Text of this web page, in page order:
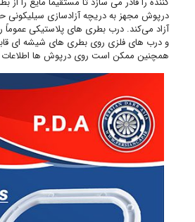
درپوش مجهز به دریچه آزادسازی
آزاد می‌کند. درب بطری های پلاستیکی
و درب های فلزی روی بطری های شیشه ای
همچنین ممکن است روی درپوش ها اطلاعات